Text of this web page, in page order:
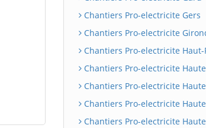
Chantiers Pro-electricite Gers
Chantiers Pro-electricite
Chantiers Pro-electricite Haut-
Chantiers Pro-electricite
Chantiers Pro-electricite
Chantiers Pro-electricite
Chantiers Pro-electricite